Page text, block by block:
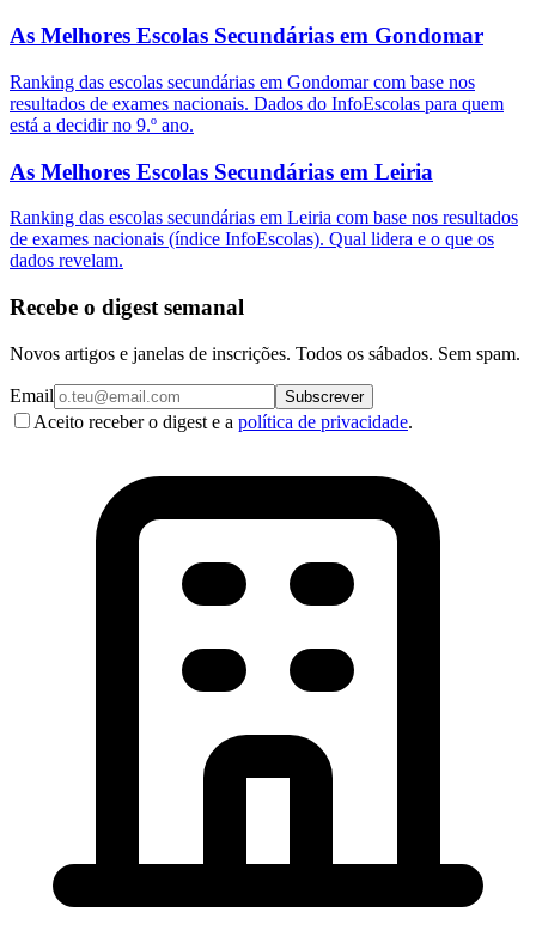
As Melhores Escolas Secundárias em Gondomar
Ranking das escolas secundárias em Gondomar com base nos
resultados de exames nacionais. Dados do InfoEscolas para quem
está a decidir no 9.º ano.
As Melhores Escolas Secundárias em Leiria
Ranking das escolas secundárias em Leiria com base nos resultados
de exames nacionais (índice InfoEscolas). Qual lidera e o que os
dados revelam.
Recebe o digest semanal
Novos artigos e janelas de inscrições. Todos os sábados. Sem spam.
Email Subscrever
Aceito receber o digest e a política de privacidade.